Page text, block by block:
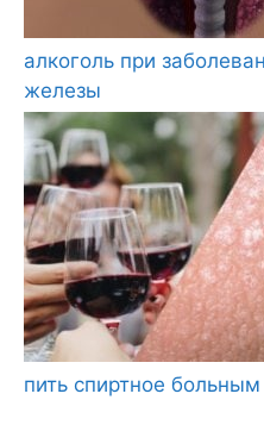
алкоголь при
железы
пить спиртное